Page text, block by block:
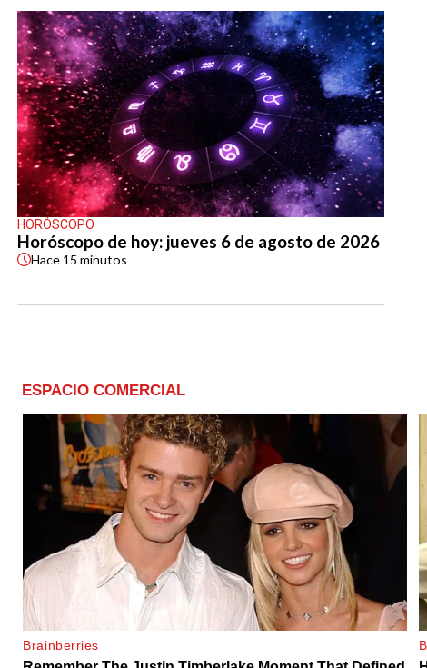
HORÓSCOPO
Horóscopo de hoy: jueves 6 de agosto de 2026
Hace 15 minutos